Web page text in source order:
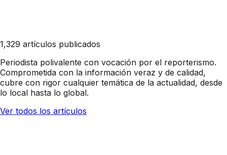
1,329 artículos publicados
Periodista polivalente con vocación por el reporterismo.
Comprometida con la información veraz y de calidad,
cubre con rigor cualquier temática de la actualidad, desde
lo local hasta lo global.
Ver todos los artículos